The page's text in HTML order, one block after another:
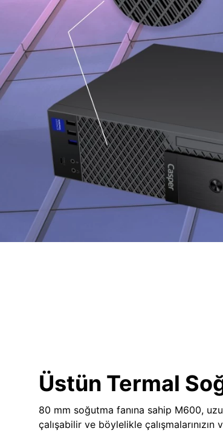
Üstün Termal
80 mm soğutma fanına sahip M600,
çalışabilir ve böylelikle